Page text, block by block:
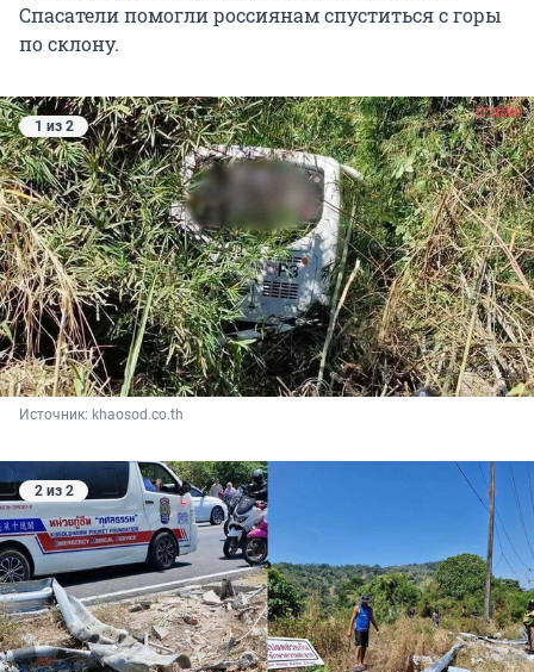
Спасатели помогли россиянам спуститься с горы
по склону.
1 из 2
Источник: khaosod.co.th
2 из 2